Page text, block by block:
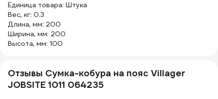
Единица товара: Штука
Вес, кг: 0.3
Длина, мм: 200
Ширина, мм: 200
Высота, мм: 100
Отзывы Сумка-кобура на пояс Villager
JOBSITE 1011 064235